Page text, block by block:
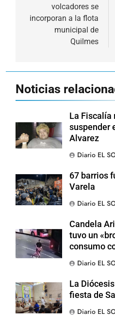
entradas
volcadores se
incorporan a la flota
municipal de
Quilmes
Noticias
La Fiscalía
suspender
Alvarez
Diario EL
67 barrios
Varela
Diario EL
Candela
tuvo un
consumo
Diario EL
La
fiesta de
Diario EL